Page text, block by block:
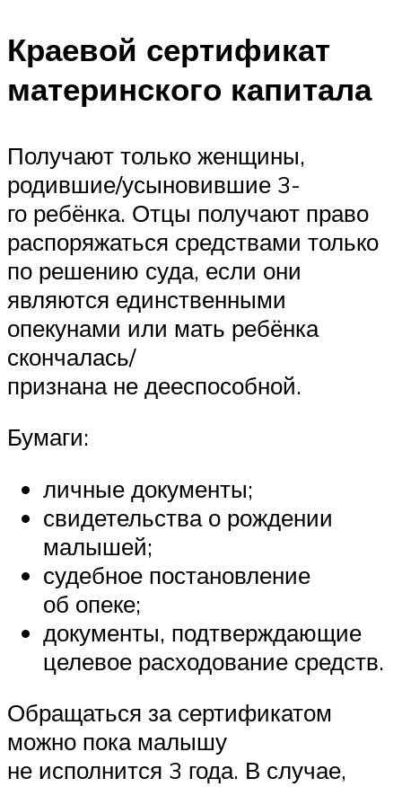
Краевой сертификат
материнского капитала
Получают только женщины,
родившие/усыновившие 3-
го ребёнка. Отцы получают право
распоряжаться средствами только
по решению суда, если они
являются единственными
опекунами или мать ребёнка
скончалась/
признана не дееспособной.
Бумаги:
личные документы;
свидетельства о рождении
малышей;
судебное постановление
об опеке;
документы, подтверждающие
целевое расходование средств.
Обращаться за сертификатом
можно пока малышу
не исполнится 3 года. В случае,